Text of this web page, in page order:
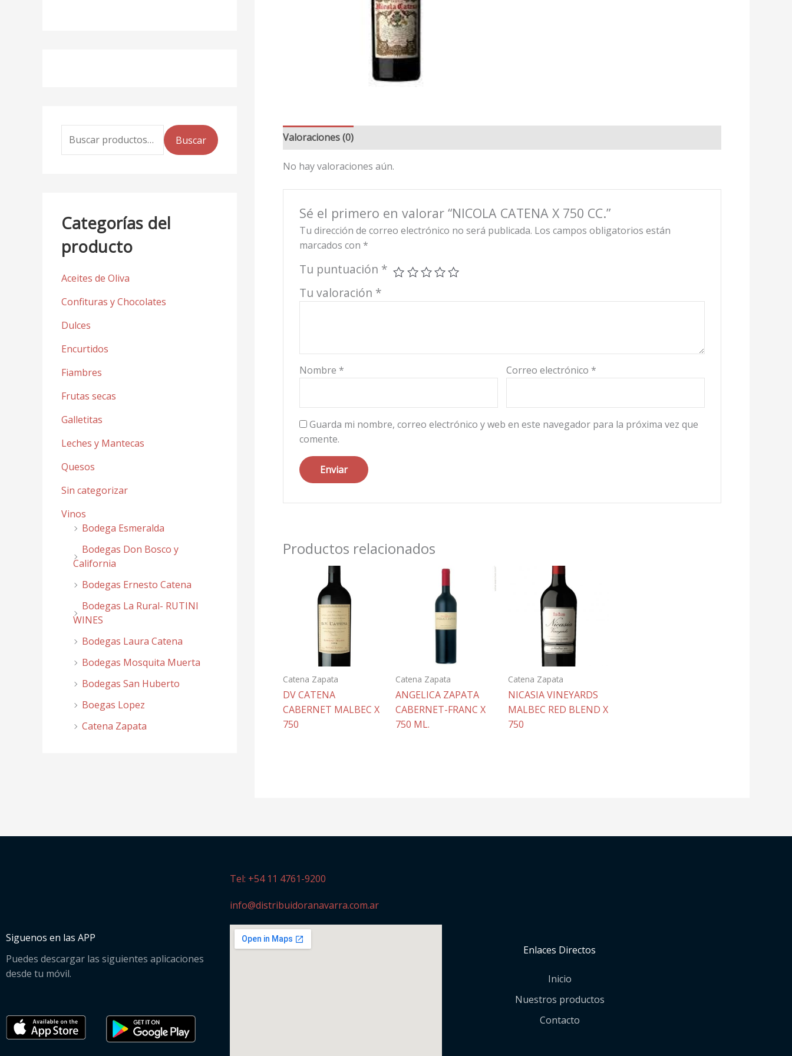
Buscar
Categorías del
producto
Aceites de Oliva
Confituras y Chocolates
Dulces
Encurtidos
Fiambres
Frutas secas
Galletitas
Leches y Mantecas
Quesos
Sin categorizar
Vinos
Bodega Esmeralda
Bodegas Don Bosco y
California
Bodegas Ernesto Catena
Bodegas La Rural- RUTINI
WINES
Bodegas Laura Catena
Bodegas Mosquita Muerta
Bodegas San Huberto
Boegas Lopez
Catena Zapata
Valoraciones (0)
No hay valoraciones aún.
Sé el primero en valorar “NICOLA CATENA X 750 CC.”
Tu dirección de correo electrónico no será publicada. Los campos obligatorios están
marcados con *
Tu puntuación *
Tu valoración *
Nombre * Correo electrónico *
Guarda mi nombre, correo electrónico y web en este navegador para la próxima vez que
comente.
Productos relacionados
Catena Zapata
DV CATENA
CABERNET MALBEC X
750
Catena Zapata
ANGELICA ZAPATA
CABERNET-FRANC X
750 ML.
Catena Zapata
NICASIA VINEYARDS
MALBEC RED BLEND X
750
Siguenos en las APP
Puedes descargar las siguientes aplicaciones
desde tu móvil.
Tel: +54 11 4761-9200
info@distribuidoranavarra.com.ar
Enlaces Directos
Inicio
Nuestros productos
Contacto